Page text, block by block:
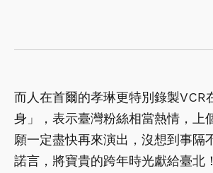
而人在首爾的孝琳更特別錄製VCR
身」，表示臺灣粉絲相當熱情，上
願一定盡快再來演出，沒想到事隔
諾言，將寶貴的跨年時光獻給臺北！